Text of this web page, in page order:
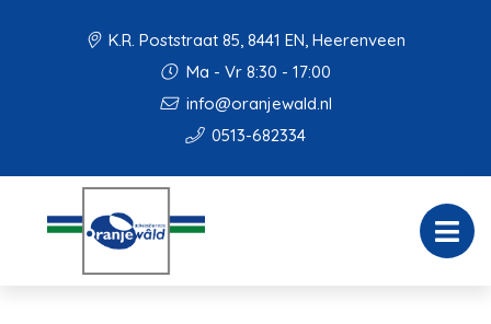
K.R. Poststraat 85, 8441 EN, Heerenveen
Ma - Vr 8:30 - 17:00
info@oranjewald.nl
0513-682334